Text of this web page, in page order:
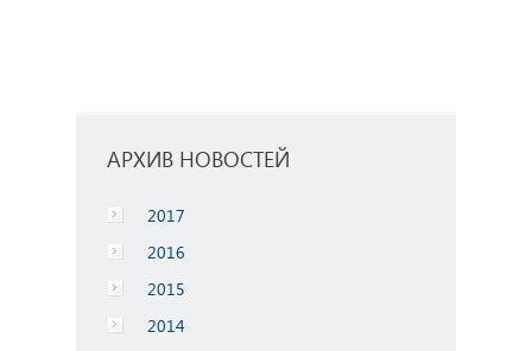
AРХИВ НОВОСТЕЙ
2017
2016
2015
2014